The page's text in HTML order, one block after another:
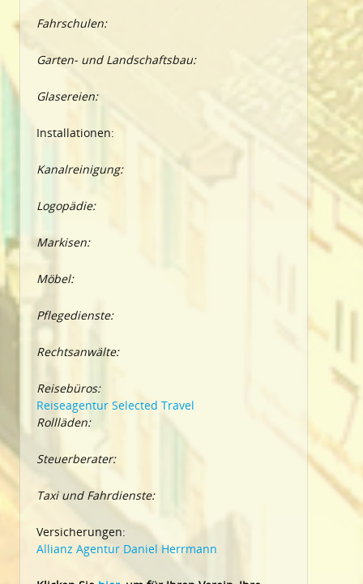
Fahrschulen:
Garten- und Landschaftsbau:
Glasereien:
Installationen:
Kanalreinigung:
Logopädie:
Markisen:
Möbel:
Pflegedienste:
Rechtsanwälte:
Reisebüros:
Reiseagentur Selected Travel
Rollläden:
Steuerberater:
Taxi und Fahrdienste:
Versicherungen:
Allianz Agentur Daniel Herrmann